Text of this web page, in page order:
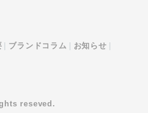
ブランドコラム お知らせ
reseved.